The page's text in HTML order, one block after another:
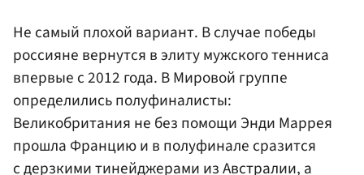
Не самый плохой вариант. В случае победы
россияне вернутся в элиту мужского тенниса
впервые с 2012 года. В Мировой группе
определились полуфиналисты:
Великобритания не без помощи Энди Маррея
прошла Францию и в полуфинале сразится
с дерзкими тинейджерами из Австралии, а